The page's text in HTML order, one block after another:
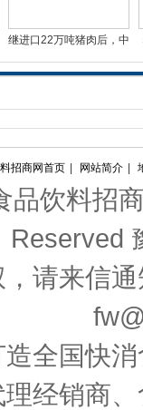
继进口22万吨猪肉后，中
招商网首页 网站简介
品饮料招
Reserved
请来信
全国快
经销商